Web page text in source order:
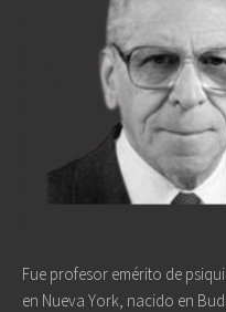
Fue profesor emérito de
en Nueva York, nacido en